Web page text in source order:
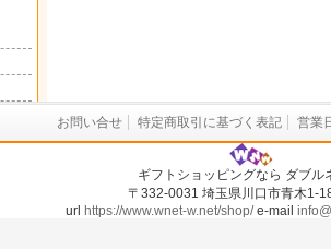
お問い合せ 特定商取引に基づく表記 営業
ギフトショッピングなら ダブル
〒332-0031 埼玉県川口市青木1-
url https://www.wnet-w.net/shop/e-mail